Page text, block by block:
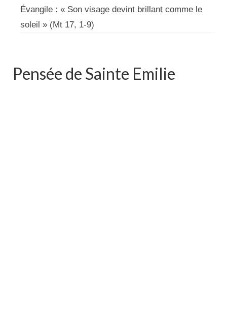
Évangile : « Son visage devint brillant comme le
soleil » (Mt 17, 1-9)
Pensée de Sainte Emilie